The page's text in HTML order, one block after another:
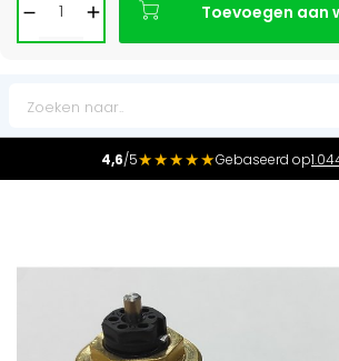
4,6/5★★★★★Gebaseerd op
Toevoegen aan